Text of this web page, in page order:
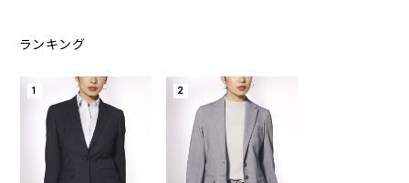
ランキング
1 2